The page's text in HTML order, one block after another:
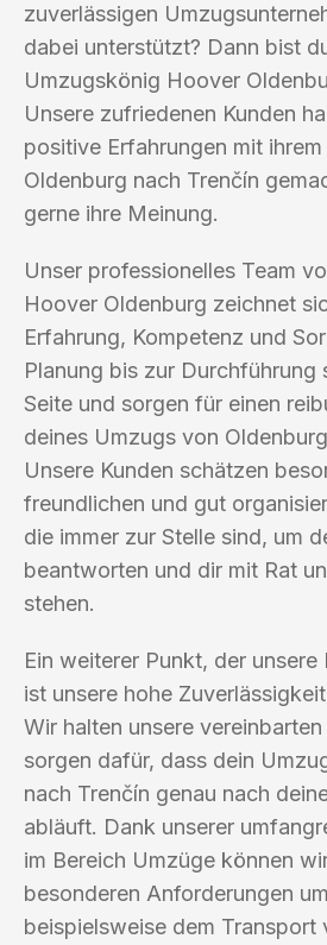
zuverlässigen
dabei unterstützt? Dann bist
Umzugskönig Hoover
Unsere zufriedenen Kunden
positive Erfahrungen mit
Oldenburg nach Trenčín
gerne ihre Meinung.
Unser professionelles Team
Hoover Oldenburg zeichnet
Erfahrung, Kompetenz und
Planung bis zur Durchführung
Seite und sorgen für einen
deines Umzugs von
Unsere Kunden schätzen
freundlichen und gut
die immer zur Stelle sind, um
beantworten und dir mit Rat
stehen.
Ein weiterer Punkt, der unsere
ist unsere hohe
Wir halten unsere
sorgen dafür, dass dein
nach Trenčín genau nach
abläuft. Dank unserer
im Bereich Umzüge können
besonderen Anforderungen
beispielsweise dem Transport